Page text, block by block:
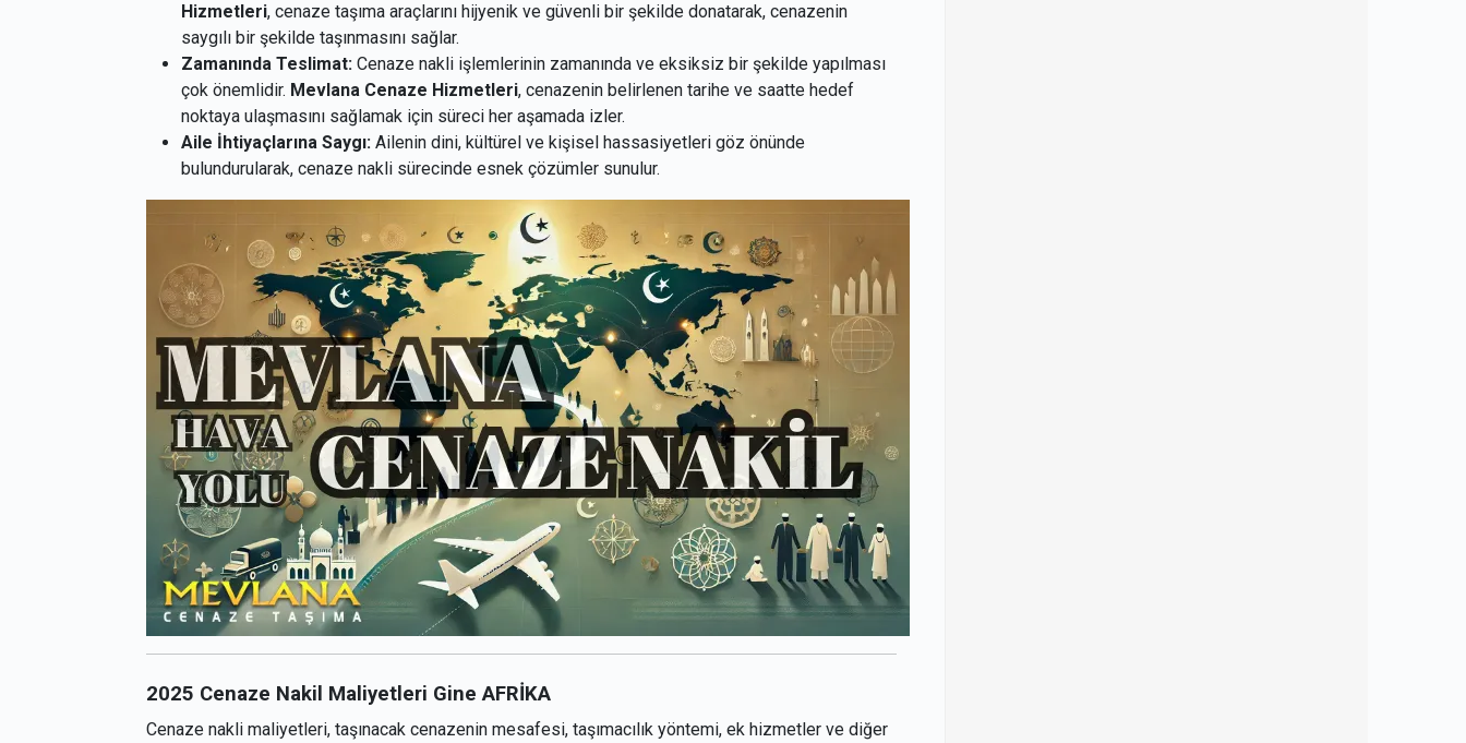
Hizmetleri, cenaze taşıma araçlarını hijyenik ve güvenli bir şekilde donatarak, cenazenin
saygılı bir şekilde taşınmasını sağlar.
Zamanında Teslimat: Cenaze nakli işlemlerinin zamanında ve eksiksiz bir şekilde yapılması
çok önemlidir. Mevlana Cenaze Hizmetleri, cenazenin belirlenen tarihe ve saatte hedef
noktaya ulaşmasını sağlamak için süreci her aşamada izler.
Aile İhtiyaçlarına Saygı: Ailenin dini, kültürel ve kişisel hassasiyetleri göz önünde
bulundurularak, cenaze nakli sürecinde esnek çözümler sunulur.
2025 Cenaze Nakil Maliyetleri Gine AFRİKA
Cenaze nakli maliyetleri, taşınacak cenazenin mesafesi, taşımacılık yöntemi, ek hizmetler ve diğer